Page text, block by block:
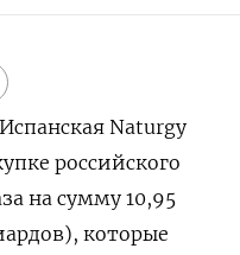
Naturgy
российского
на сумму 10,95
которые